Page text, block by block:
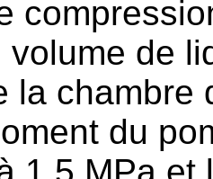
volume de
la chambre
du